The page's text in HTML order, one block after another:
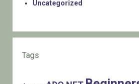
Uncategorized
Tags